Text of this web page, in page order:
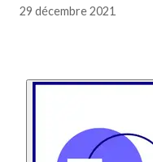
29 décembre 2021